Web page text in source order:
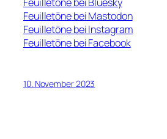
Feuilletöne bei Mastodon
Feuilletöne bei Instagram
Feuilletöne bei Facebook
10. November 2023